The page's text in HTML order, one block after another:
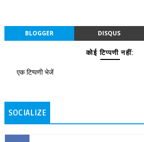
BLOGGER DISQUS
कोई टिप्पणी नहीं:
एक टिप्पणी भेजें
SOCIALIZE